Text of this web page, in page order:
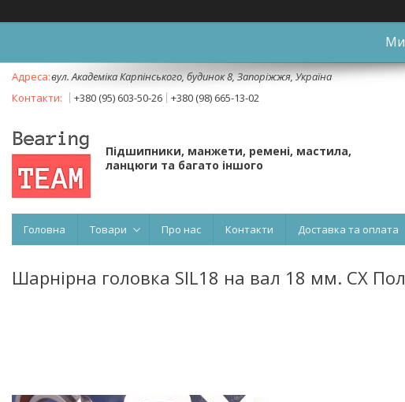
Ми
вул. Академіка Карпінського, будинок 8, Запоріжжя, Україна
+380 (95) 603-50-26
+380 (98) 665-13-02
Підшипники, манжети, ремені, мастила,
ланцюги та багато іншого
Головна Товари Про нас Контакти Доставка та оплата
Шарнірна головка SIL18 на вал 18 мм. CX